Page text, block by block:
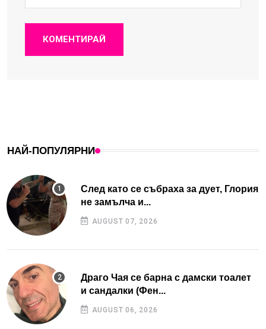
КОМЕНТИРАЙ
НАЙ-ПОПУЛЯРНИ
След като се събраха за дует, Глория
не замълча и...
AUGUST 07, 2026
Драго Чая се барна с дамски тоалет
и сандалки (Фен...
AUGUST 06, 2026